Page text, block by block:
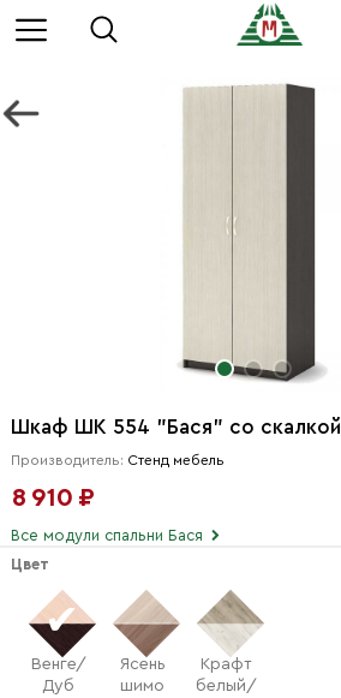
Шкаф ШК 554 "Бася" со скалкой
Производитель: Стенд мебель
8 910 ₽
Цвет
Венге/
Дуб
Ясень
шимо
Крафт
белый/
Все модули спальни Бася